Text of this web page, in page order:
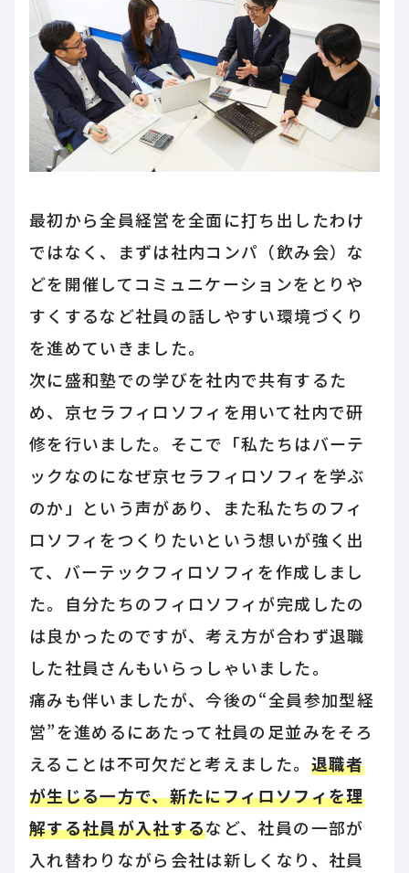
最初から全員経営を全面に打ち出したわけ
ではなく、まずは社内コンパ（飲み会）な
どを開催してコミュニケーションをとりや
すくするなど社員の話しやすい環境づくり
を進めていきました。
次に盛和塾での学びを社内で共有するた
め、京セラフィロソフィを用いて社内で研
修を行いました。そこで「私たちはバーテ
ックなのになぜ京セラフィロソフィを学ぶ
のか」という声があり、また私たちのフィ
ロソフィをつくりたいという想いが強く出
て、バーテックフィロソフィを作成しまし
た。自分たちのフィロソフィが完成したの
は良かったのですが、考え方が合わず退職
した社員さんもいらっしゃいました。
痛みも伴いましたが、今後の“全員参加型経
営”を進めるにあたって社員の足並みをそろ
えることは不可欠だと考えました。 退職者
が生じる一方で、新たにフィロソフィを理
解する社員が入社するなど、社員の一部が
入れ替わりながら会社は新しくなり、社員